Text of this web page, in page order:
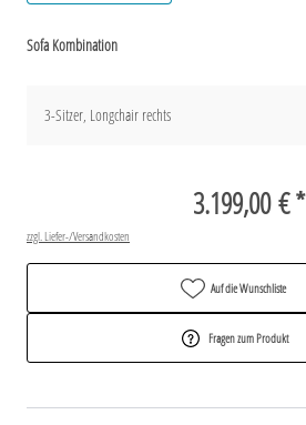
Sofa Kombination
3-Sitzer, Longchair rechts
3.199,00 € *
zzgl. Liefer-/Versandkosten
Auf die Wunschliste
Fragen zum Produkt